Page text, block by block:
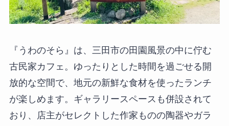
『うわのそら』は、三田市の田園風景の中に佇む
古民家カフェ。ゆったりとした時間を過ごせる開
放的な空間で、地元の新鮮な食材を使ったランチ
が楽しめます。ギャラリースペースも併設されて
おり、店主がセレクトした作家ものの陶器やガラ